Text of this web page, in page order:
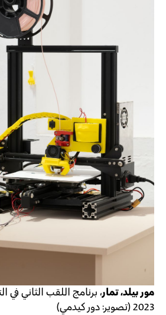
مور بيلد، تمار، برنامج اللقب الثاني في
2023 (تصوير: دور كيدمي)